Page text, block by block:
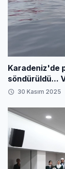
Karadeniz'de
söndürüldü...
30 Kasım 2025